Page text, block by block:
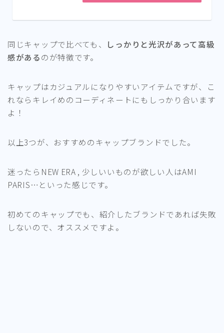
同じキャップで比べても、
しっかりと光沢があって高級
感があるのが特徴です。
キャップはカジュアルになりやすいアイテムですが、こ
れならキレイめのコーディネートにもしっかり合います
よ！
以上3つが、おすすめのキャップブランドでした。
迷ったらNEW ERA , 少しいいものが欲しい人はAMI
PARIS…といった感じです。
初めてのキャップでも、紹介したブランドであれば失敗
しないので、オススメですよ。